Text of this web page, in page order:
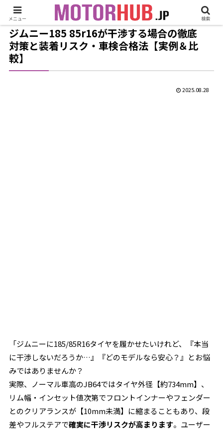
ジムニー185 85r16が干渉する場合の徹底
対策と装着リスク・車検合格法【実例＆比
較】
2025.08.28
「ジムニーに185/85R16タイヤを履かせたいけれど、『本当
に干渉しないだろうか…』『どのモデルなら安心？』とお悩
みではありませんか？
実際、ノーマル車高のJB64ではタイヤ外径【約734mm】、
リム幅・インセット値次第でフロントインナーやフェンダー
とのクリアランスが【10mm未満】に縮まることもあり、段
差やフルステアで確実に干渉リスクが高まります。ユーザー
メニュー 検索